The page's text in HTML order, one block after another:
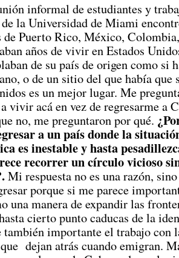
informal de estudiantes y
la Universidad de Miami
de Puerto Rico, México,
años de vivir en Estados
de su país de origen como si
o de un sitio del que había que
es un mejor lugar. Me
vivir acá en vez de regresarme a
no, me preguntaron por qué.
a un país donde la
es inestable y hasta
recorrer un círculo vicioso
Mi respuesta no es una razón,
porque si me parece
una manera de expandir las
cierto punto caducas de la
también importante el trabajo con
dejan atrás cuando emigran.